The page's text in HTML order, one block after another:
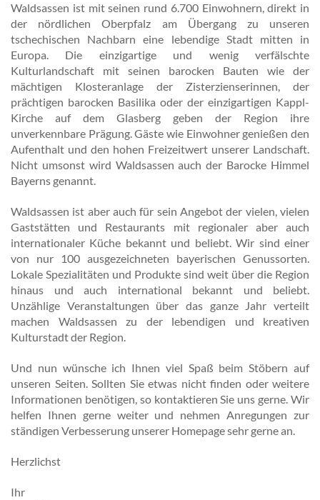
Waldsassen ist mit seinen rund 6.700 Einwohnern, direkt in
der nördlichen Oberpfalz am Übergang zu unseren
tschechischen Nachbarn eine lebendige Stadt mitten in
Europa. Die einzigartige und wenig verfälschte
Kulturlandschaft mit seinen barocken Bauten wie der
mächtigen Klosteranlage der Zisterzienserinnen, der
prächtigen barocken Basilika oder der einzigartigen Kappl-
Kirche auf dem Glasberg geben der Region ihre
unverkennbare Prägung. Gäste wie Einwohner genießen den
Aufenthalt und den hohen Freizeitwert unserer Landschaft.
Nicht umsonst wird Waldsassen auch der Barocke Himmel
Bayerns genannt.
Waldsassen ist aber auch für sein Angebot der vielen, vielen
Gaststätten und Restaurants mit regionaler aber auch
internationaler Küche bekannt und beliebt. Wir sind einer
von nur 100 ausgezeichneten bayerischen Genussorten.
Lokale Spezialitäten und Produkte sind weit über die Region
hinaus und auch international bekannt und beliebt.
Unzählige Veranstaltungen über das ganze Jahr verteilt
machen Waldsassen zu der lebendigen und kreativen
Kulturstadt der Region.
Und nun wünsche ich Ihnen viel Spaß beim Stöbern auf
unseren Seiten. Sollten Sie etwas nicht finden oder weitere
Informationen benötigen, so kontaktieren Sie uns gerne. Wir
helfen Ihnen gerne weiter und nehmen Anregungen zur
ständigen Verbesserung unserer Homepage sehr gerne an.
Herzlichst
Ihr